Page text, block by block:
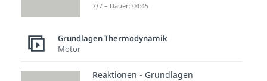
7/7 – Dauer: 04:45
Grundlagen Thermodynamik
Motor
Reaktionen - Grundlagen